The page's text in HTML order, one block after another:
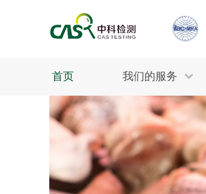
首页 我们的服务
生态环保
工业材料
美妆消毒
石油化工